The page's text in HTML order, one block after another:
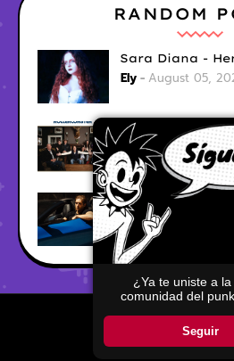
¿Ya te uniste a
comunidad del
Seguir
RANDOM
Sara Diana -
Ely August 05,
Good Vibes
Don't Care
Ely August 05,
Hyperwulf -
Ely August 04,
Copyright ©2026